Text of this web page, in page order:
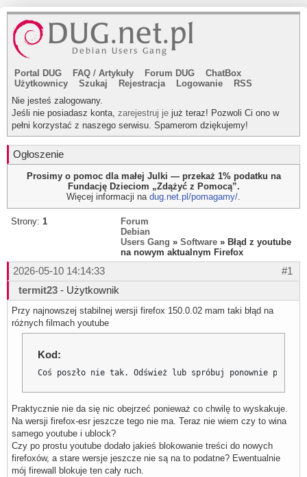
Portal DUG FAQ / Artykuły Forum DUG
ChatBox
Użytkownicy
Szukaj Rejestracja Logowanie
RSS
Nie jesteś zalogowany.
Jeśli nie posiadasz konta, zarejestruj je już teraz! Pozwoli Ci ono w
pełni korzystać z naszego serwisu. Spamerom dziękujemy!
Ogłoszenie
Prosimy o pomoc dla małej Julki — przekaż 1% podatku na
Fundację Dzieciom „Zdążyć z Pomocą”.
Więcej informacji na dug.net.pl/pomagamy/.
Strony: 1
Forum
Debian
Users Gang » Software » Błąd z youtube
na nowym aktualnym Firefox
#1
2026-05-10 14:14:33
termit23 - Użytkownik
Przy najnowszej stabilnej wersji firefox 150.0.02 mam taki błąd na
różnych filmach youtube
Kod:
Coś poszło nie tak. Odśwież lub spróbuj ponownie
Praktycznie nie da się nic obejrzeć ponieważ co chwilę to wyskakuje.
Na wersji firefox-esr jeszcze tego nie ma. Teraz nie wiem czy to wina
samego youtube i ublock?
Czy po prostu youtube dodało jakieś blokowanie treści do nowych
firefoxów, a stare wersje jeszcze nie są na to podatne? Ewentualnie
mój firewall blokuje ten cały ruch.